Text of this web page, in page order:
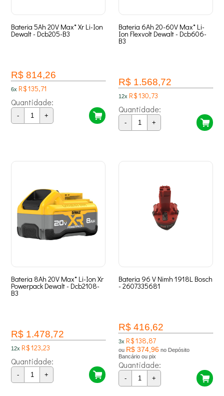
Bateria 5Ah 20V Max* Xr Li-Ion
Dewalt - Dcb205-B3
R$ 814,26
6x R$ 135,71
Quantidade:
- +
Bateria 6Ah 20-60V Max* Li-
Ion Flexvolt Dewalt - Dcb606-
B3
R$ 1.568,72
12x R$ 130,73
Quantidade:
- +
Bateria 8Ah 20V Max* Li-Ion Xr
Powerpack Dewalt - Dcb2108-
B3
R$ 1.478,72
12x R$ 123,23
Quantidade:
- +
Bateria 96 V Nimh 1918L Bosch
- 2607335681
R$ 416,62
3x R$ 138,87
ou R$ 374,96 no Depósito
Bancário ou pix
Quantidade:
- +